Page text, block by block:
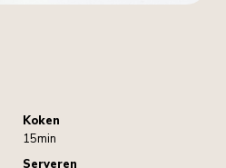
Koken
15min
Serveren